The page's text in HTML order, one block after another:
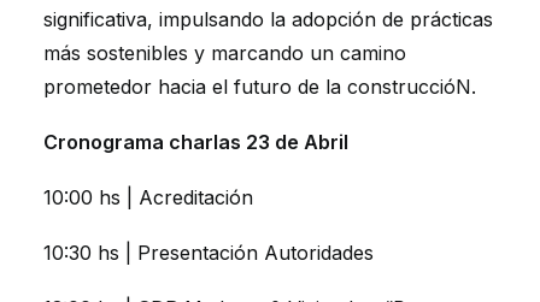
significativa, impulsando la adopción de prácticas
más sostenibles y marcando un camino
prometedor hacia el futuro de la construccióN.
Cronograma charlas 23 de Abril
10:00 hs | Acreditación
10:30 hs | Presentación Autoridades